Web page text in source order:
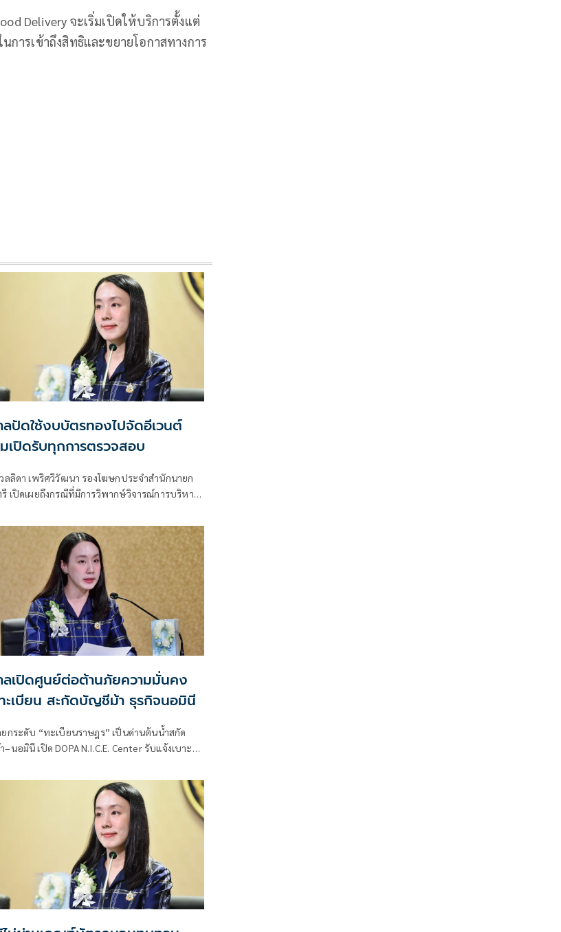
Delivery จะเริ่มเปิดให้บริการตั้งแต่
ารเข้าถึงสิทธิและขยายโอกาสทางการ
ลปัดใช้งบบัตรทองไปจัดอีเวนต์
เปิดรับทุกการตรวจสอบ
ลลิดา เพริศวิวัฒนา รองโฆษกประจำสำนักนายก
เปิดเผยถึงกรณีที่มีการวิพากษ์วิจารณ์การบริหาร
ลเปิดศูนย์ต่อต้านภัยความมั่นคง
ะเบียน สะกัดบัญชีม้า ธุรกิจนอมินี
กระดับ “ทะเบียนราษฎร” เป็นด่านต้นน้ำสกัด
นอมินี เปิด DOPA N.I.C.E. Center รับแจ้งเบาะแส